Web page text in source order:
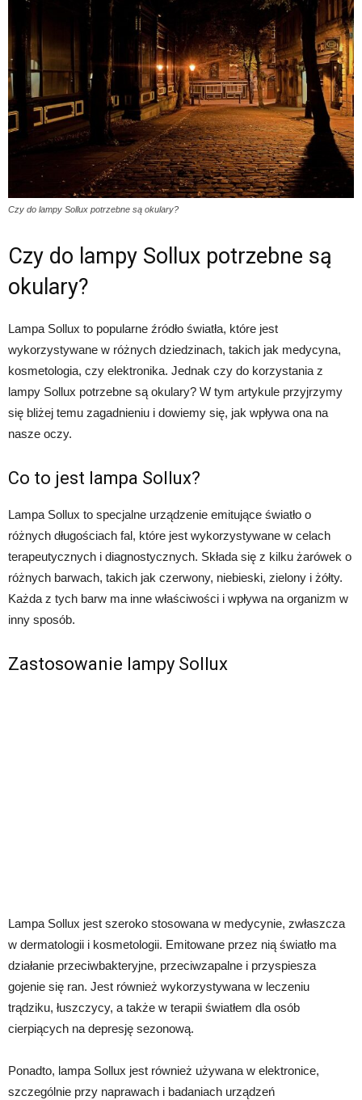
Czy do lampy Sollux potrzebne są okulary?
Czy do lampy Sollux potrzebne są
okulary?
Lampa Sollux to popularne źródło światła, które jest
wykorzystywane w różnych dziedzinach, takich jak medycyna,
kosmetologia, czy elektronika. Jednak czy do korzystania z
lampy Sollux potrzebne są okulary? W tym artykule przyjrzymy
się bliżej temu zagadnieniu i dowiemy się, jak wpływa ona na
nasze oczy.
Co to jest lampa Sollux?
Lampa Sollux to specjalne urządzenie emitujące światło o
różnych długościach fal, które jest wykorzystywane w celach
terapeutycznych i diagnostycznych. Składa się z kilku żarówek o
różnych barwach, takich jak czerwony, niebieski, zielony i żółty.
Każda z tych barw ma inne właściwości i wpływa na organizm w
inny sposób.
Zastosowanie lampy Sollux
Lampa Sollux jest szeroko stosowana w medycynie, zwłaszcza
w dermatologii i kosmetologii. Emitowane przez nią światło ma
działanie przeciwbakteryjne, przeciwzapalne i przyspiesza
gojenie się ran. Jest również wykorzystywana w leczeniu
trądziku, łuszczycy, a także w terapii światłem dla osób
cierpiących na depresję sezonową.
Ponadto, lampa Sollux jest również używana w elektronice,
szczególnie przy naprawach i badaniach urządzeń